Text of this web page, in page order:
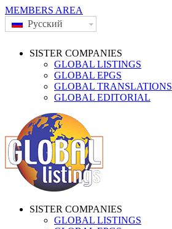
MEMBERS AREA
Русский
SISTER COMPANIES
GLOBAL LISTINGS
GLOBAL EPGS
GLOBAL TRANSLATIONS
GLOBAL EDITORIAL
SISTER COMPANIES
GLOBAL LISTINGS